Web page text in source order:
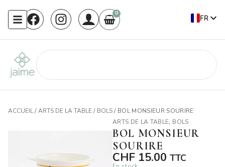
0
FR
ACCUEIL/ARTS DE LA TABLE/ BOLS/ BOL MONSIEUR SOURIRE
ARTS DE LA TABLE, BOLS
BOL MONSIEUR
SOURIRE
CHF 15.00 TTC